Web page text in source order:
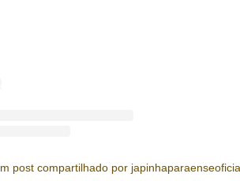
m post compartilhado por